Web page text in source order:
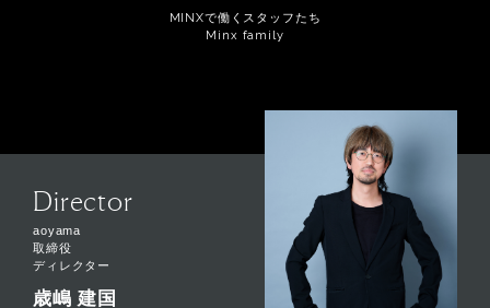
MINXで働くスタッフたち
Minx family
Director
aoyama
取締役
ディレクター
歳嶋 建国